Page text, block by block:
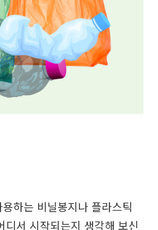
하는 비닐봉지나 플라스틱
디서 시작되는지 생각해 보신